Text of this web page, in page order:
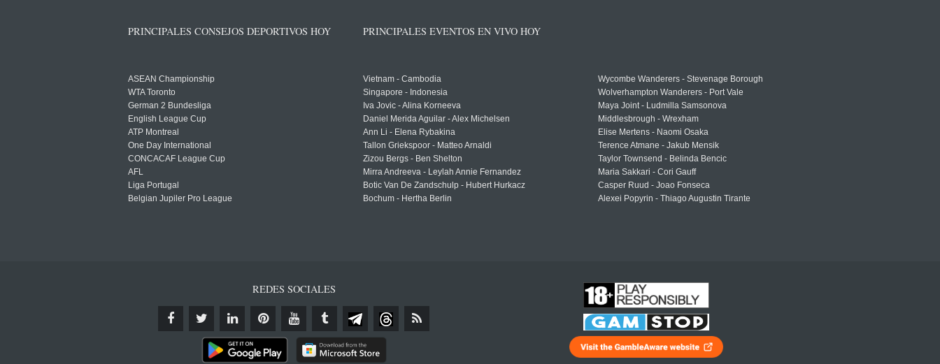
PRINCIPALES CONSEJOS DEPORTIVOS HOY
ASEAN Championship
WTA Toronto
German 2 Bundesliga
English League Cup
ATP Montreal
One Day International
CONCACAF League Cup
AFL
Liga Portugal
Belgian Jupiler Pro League
PRINCIPALES EVENTOS EN VIVO HOY
Vietnam - Cambodia
Singapore - Indonesia
Iva Jovic - Alina Korneeva
Daniel Merida Aguilar - Alex Michelsen
Ann Li - Elena Rybakina
Tallon Griekspoor - Matteo Arnaldi
Zizou Bergs - Ben Shelton
Mirra Andreeva - Leylah Annie Fernandez
Botic Van De Zandschulp - Hubert Hurkacz
Bochum - Hertha Berlin
Wycombe Wanderers - Stevenage Borough
Wolverhampton Wanderers - Port Vale
Maya Joint - Ludmilla Samsonova
Middlesbrough - Wrexham
Elise Mertens - Naomi Osaka
Terence Atmane - Jakub Mensik
Taylor Townsend - Belinda Bencic
Maria Sakkari - Cori Gauff
Casper Ruud - Joao Fonseca
Alexei Popyrin - Thiago Augustin Tirante
REDES SOCIALES